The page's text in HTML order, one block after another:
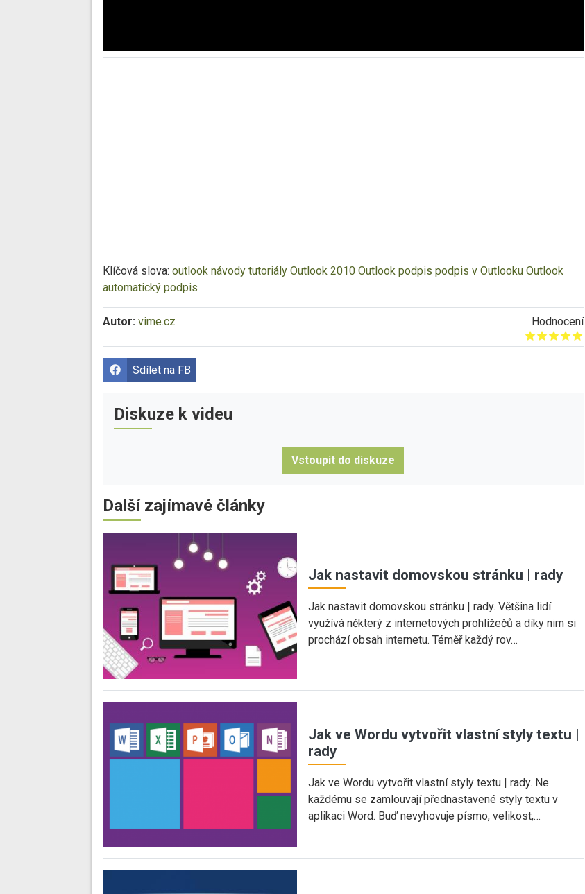
Klíčová slova: outlook návody tutoriály Outlook 2010 Outlook podpis podpis v Outlooku Outlook
automatický podpis
Autor: vime.cz
Hodnocení
Give it 1/5
Give it 2/5
Give it 3/5
Give it 4/5
Give it 5/5
Sdílet na FB
Diskuze k videu
Vstoupit do diskuze
Další zajímavé články
Jak nastavit domovskou stránku | rady
Jak nastavit domovskou stránku | rady. Většina lidí
využívá některý z internetových prohlížečů a díky nim si
prochází obsah internetu. Téměř každý rov…
Jak ve Wordu vytvořit vlastní styly textu |
rady
Jak ve Wordu vytvořit vlastní styly textu | rady. Ne
každému se zamlouvají přednastavené styly textu v
aplikaci Word. Buď nevyhovuje písmo, velikost,…